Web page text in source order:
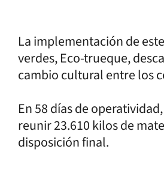
La implementación de
verdes, Eco-trueque,
cambio cultural entre los
En 58 días de
reunir 23.610 kilos de
disposición final.